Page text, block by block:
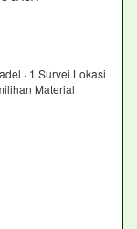
· 1 Survei Lokasi
Material